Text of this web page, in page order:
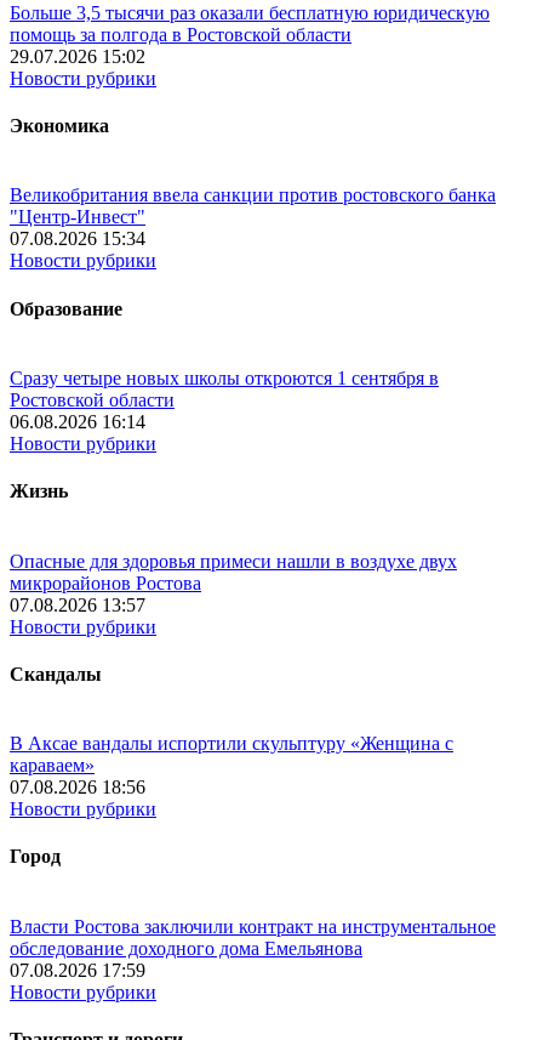
Больше 3,5 тысячи раз оказали бесплатную юридическую
помощь за полгода в Ростовской области
29.07.2026 15:02
Новости рубрики
Экономика
Великобритания ввела санкции против ростовского банка
"Центр-Инвест"
07.08.2026 15:34
Новости рубрики
Образование
Сразу четыре новых школы откроются 1 сентября в
Ростовской области
06.08.2026 16:14
Новости рубрики
Жизнь
Опасные для здоровья примеси нашли в воздухе двух
микрорайонов Ростова
07.08.2026 13:57
Новости рубрики
Скандалы
В Аксае вандалы испортили скульптуру «Женщина с
караваем»
07.08.2026 18:56
Новости рубрики
Город
Власти Ростова заключили контракт на инструментальное
обследование доходного дома Емельянова
07.08.2026 17:59
Новости рубрики